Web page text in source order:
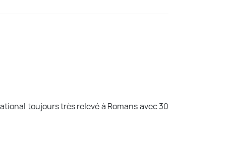
toujours très relevé à Romans avec 30